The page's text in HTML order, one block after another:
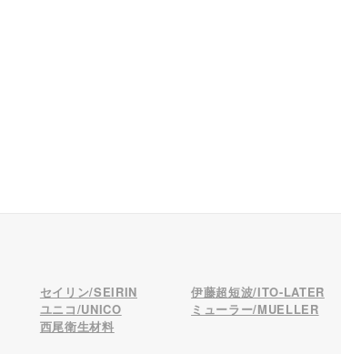
セイリン/SEIRIN 伊藤超短波/ITO-LATER
ユニコ/UNICO ミューラー/MUELLER
西尾衛生材料